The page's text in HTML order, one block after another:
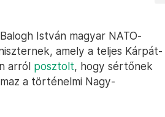
István magyar NATO-
amely a teljes Kárpát-
arról posztolt, hogy sértőnek
a történelmi Nagy-